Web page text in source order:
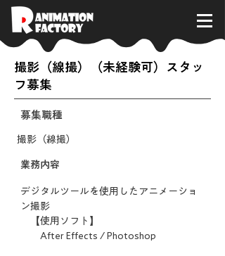
撮影（線撮）（未経験可）スタッ
フ募集
募集職種
撮影（線撮）
​業務内容
デジタルツールを使用したアニメーショ
ン撮影
【使用ソフト】
After Effects / Photoshop